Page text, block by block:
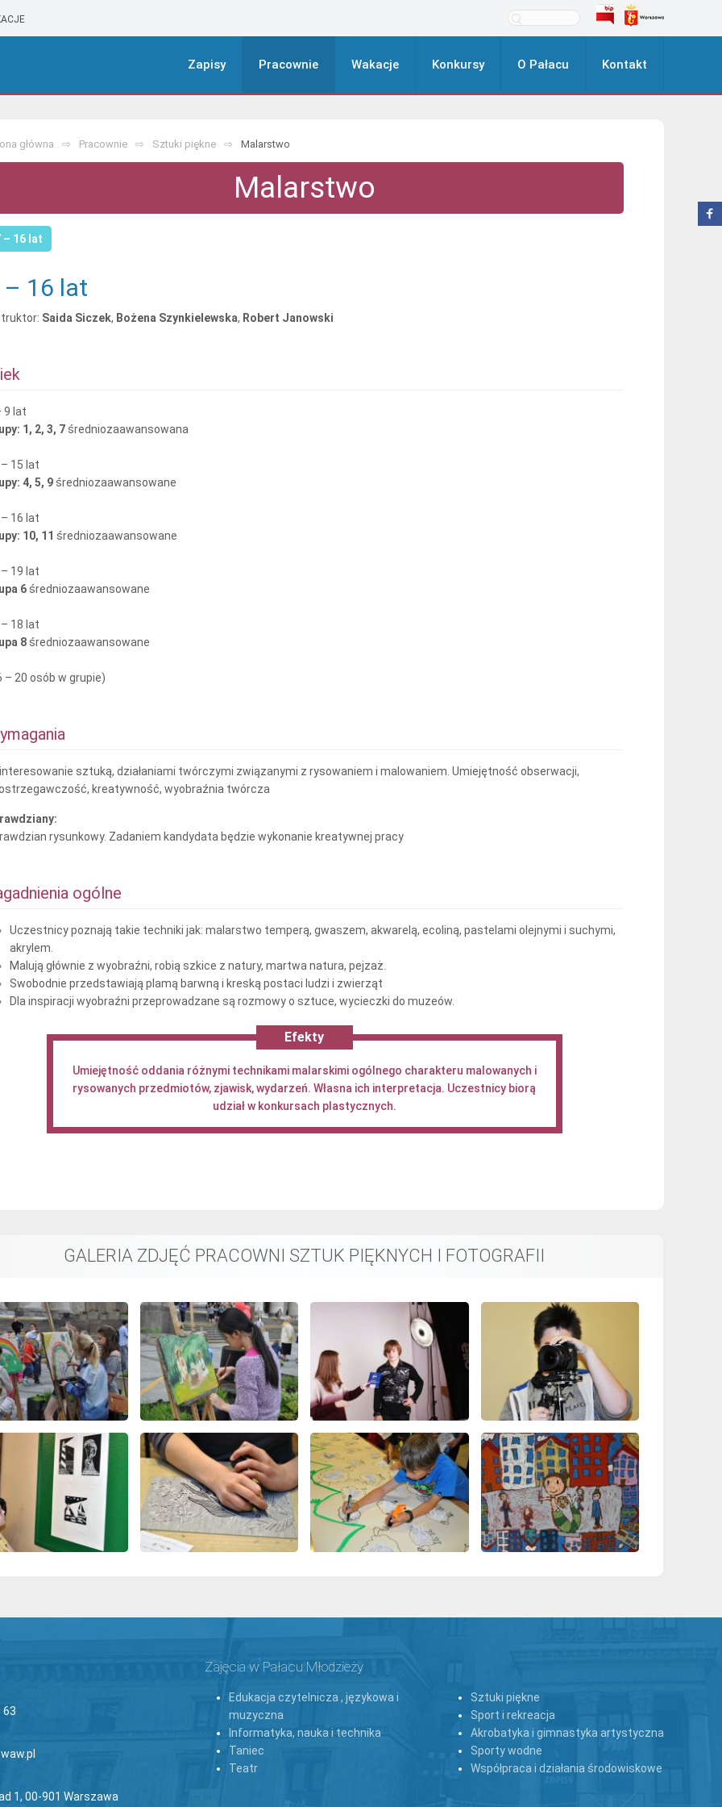
Zapisy Pracownie Wakacje Konkursy O Pałacu Kontakt
główna Pracownie Sztuki piękne Malarstwo
Malarstwo
– 16 lat
– 16 lat
Saida Siczek, Bożena Szynkielewska, Robert Janowski
9 lat
1, 2, 3, 7średniozaawansowana
15 lat
4, 5, 9 średniozaawansowane
16 lat
10, 11 średniozaawansowane
19 lat
6 średniozaawansowane
18 lat
8 średniozaawansowane
– 20 osób w grupie)
sztuką, działaniami twórczymi związanymi z rysowaniem i malowaniem. Umiejętność obserwacji,
kreatywność, wyobraźnia twórcza
rysunkowy. Zadaniem kandydata będzie wykonanie kreatywnej pracy
ogólne
Uczestnicy poznają takie techniki jak: malarstwo temperą, gwaszem, akwarelą, ecoliną, pastelami olejnymi i suchymi,
akrylem.
Malują głównie z wyobraźni, robią szkice z natury, martwa natura, pejzaż.
Swobodnie przedstawiają plamą barwną i kreską postaci ludzi i zwierząt
Dla inspiracji wyobraźni przeprowadzane są rozmowy o sztuce, wycieczki do muzeów.
Efekty
Umiejętność oddania różnymi technikami malarskimi ogólnego charakteru malowanych i
rysowanych przedmiotów, zjawisk, wydarzeń. Własna ich interpretacja. Uczestnicy biorą
udział w konkursach plastycznych.
GALERIA ZDJĘĆ PRACOWNI SZTUK PIĘKNYCH I FOTOGRAFII
63
1, 00-901 Warszawa
Zajęcia w Pałacu Młodzieży
Edukacja czytelnicza , językowa i
muzyczna
Informatyka, nauka i technika
Taniec
Teatr
Sztuki piękne
Sport i rekreacja
Akrobatyka i gimnastyka artystyczna
Sporty wodne
Współpraca i działania środowiskowe